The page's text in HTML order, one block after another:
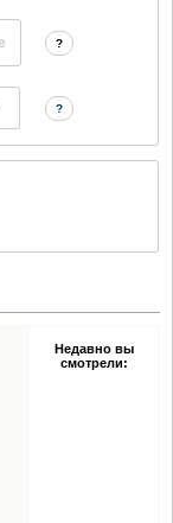
?
?
Недавно вы
смотрели: